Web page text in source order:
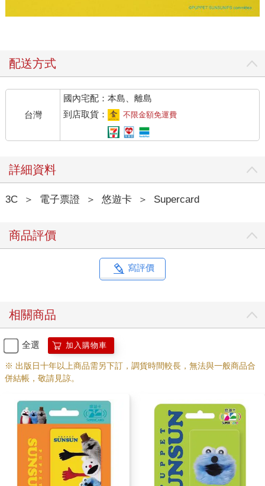
配送方式
台灣
國內宅配：本島、離島
到店取貨：
不限金額免運費
詳細資料
3C ＞ 電子票證 ＞ 悠遊卡 ＞ Supercard
商品評價
寫評價
相關商品
全選 加入購物車
※ 出版日十年以上商品需另下訂，調貨時間較長，無法與一般商品合
併結帳，敬請見諒。